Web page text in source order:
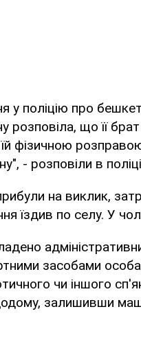
у поліцію про
розповіла, що її
фізичною
- розповіли в
на виклик,
їздив по селу. У
засобами
чи іншого
залишивши